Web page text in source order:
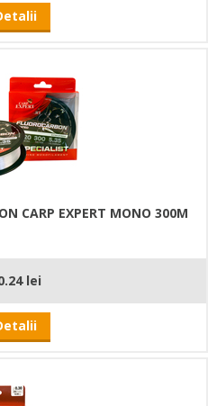
CARP EXPERT MONO 300M
lei